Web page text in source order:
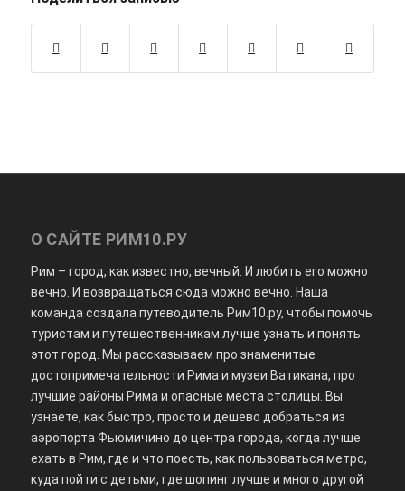
О САЙТЕ РИМ10.РУ
Рим – город, как известно, вечный. И любить его можно
вечно. И возвращаться сюда можно вечно. Наша
команда создала путеводитель Рим10.ру, чтобы помочь
туристам и путешественникам лучше узнать и понять
этот город. Мы рассказываем про знаменитые
достопримечательности Рима и музеи Ватикана, про
лучшие районы Рима и опасные места столицы. Вы
узнаете, как быстро, просто и дешево добраться из
аэропорта Фьюмичино до центра города, когда лучше
ехать в Рим, где и что поесть, как пользоваться метро,
куда пойти с детьми, где шопинг лучше и много другой